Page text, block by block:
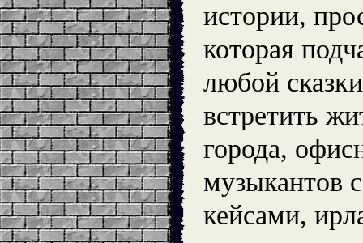
истории,
которая
любой
встретить
города,
музыкантов
кейсами,